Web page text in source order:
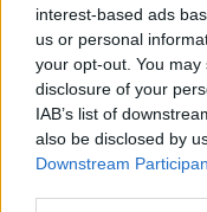
interest-based ads
us or personal
your opt-out. You
disclosure of your
IAB’s list of
also be disclosed by
Downstream
“Twente was
terug op Ajax-
De
duidelijker